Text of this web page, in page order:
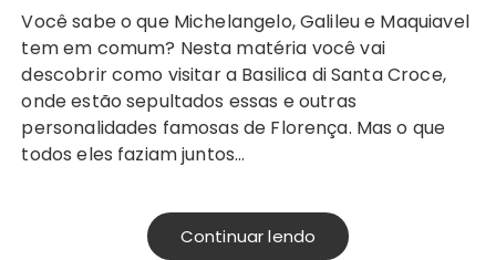
Você sabe o que Michelangelo, Galileu e Maquiavel
tem em comum? Nesta matéria você vai
descobrir como visitar a Basilica di Santa Croce,
onde estão sepultados essas e outras
personalidades famosas de Florença. Mas o que
todos eles faziam juntos…
Continuar lendo